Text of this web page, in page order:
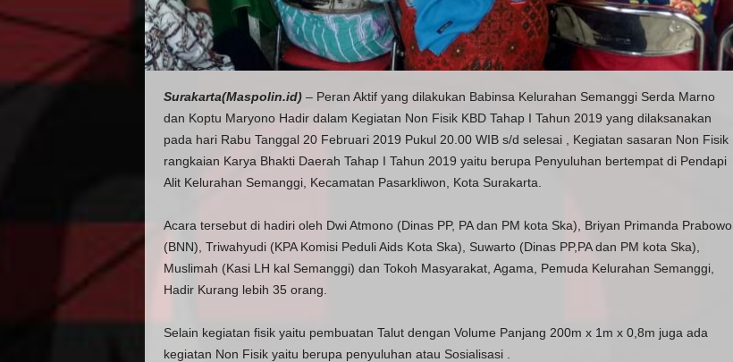
Surakarta(Maspolin.id)– Peran Aktif yang dilakukan Babinsa Kelurahan Semanggi Serda Marno
dan Koptu Maryono Hadir dalam Kegiatan Non Fisik KBD Tahap I Tahun 2019 yang dilaksanakan
pada hari Rabu Tanggal 20 Februari 2019 Pukul 20.00 WIB s/d selesai , Kegiatan sasaran Non Fisik
rangkaian Karya Bhakti Daerah Tahap I Tahun 2019 yaitu berupa Penyuluhan bertempat di Pendapi
Alit Kelurahan Semanggi, Kecamatan Pasarkliwon, Kota Surakarta.
Acara tersebut di hadiri oleh Dwi Atmono (Dinas PP, PA dan PM kota Ska), Briyan Primanda Prabowo
(BNN), Triwahyudi (KPA Komisi Peduli Aids Kota Ska), Suwarto (Dinas PP,PA dan PM kota Ska),
Muslimah (Kasi LH kal Semanggi) dan Tokoh Masyarakat, Agama, Pemuda Kelurahan Semanggi,
Hadir Kurang lebih 35 orang.
Selain kegiatan fisik yaitu pembuatan Talut dengan Volume Panjang 200m x 1m x 0,8m juga ada
kegiatan Non Fisik yaitu berupa penyuluhan atau Sosialisasi .